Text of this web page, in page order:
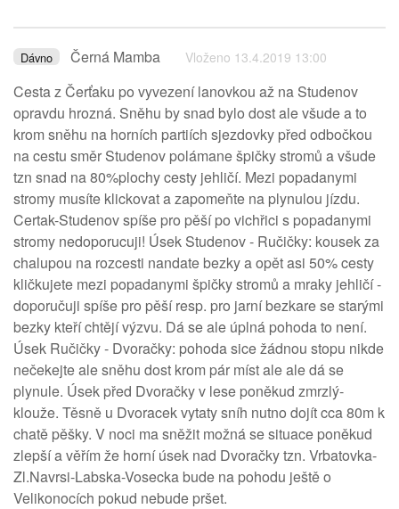
Dávno Černá Mamba Vloženo 13.4.2019 13:00
Cesta z Čerťaku po vyvezení lanovkou až na Studenov
opravdu hrozná. Sněhu by snad bylo dost ale všude a to
krom sněhu na horních partiích sjezdovky před odbočkou
na cestu směr Studenov polámane špičky stromů a všude
tzn snad na 80%plochy cesty jehličí. Mezi popadanymi
stromy musíte klickovat a zapomeňte na plynulou jízdu.
Certak-Studenov spíše pro pěší po vichřici s popadanymi
stromy nedoporucuji! Úsek Studenov - Ručičky: kousek za
chalupou na rozcesti nandate bezky a opět asi 50% cesty
kličkujete mezi popadanymi špičky stromů a mraky jehličí -
doporučuji spíše pro pěší resp. pro jarní bezkare se starými
bezky kteří chtějí výzvu. Dá se ale úplná pohoda to není.
Úsek Ručičky - Dvoračky: pohoda sice žádnou stopu nikde
nečekejte ale sněhu dost krom pár míst ale ale dá se
plynule. Úsek před Dvoračky v lese poněkud zmrzlý-
klouže. Těsně u Dvoracek vytaty sníh nutno dojít cca 80m k
chatě pěšky. V noci ma sněžit možná se situace poněkud
zlepší a věřím že horní úsek nad Dvoračky tzn. Vrbatovka-
Zl.Navrsi-Labska-Vosecka bude na pohodu ještě o
Velikonocích pokud nebude pršet.